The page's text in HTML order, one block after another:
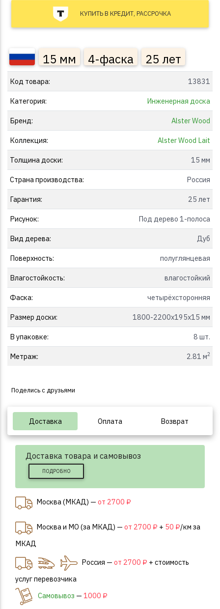
КУПИТЬ В КРЕДИТ, РАССРОЧКА
15 мм 4-фаска 25 лет
Код товара: 13831
Категория: Инженерная доска
Бренд: Alster Wood
Коллекция: Alster Wood Lait
Толщина доски: 15 мм
Страна производства: Россия
Гарантия: 25 лет
Рисунок: Под дерево 1-полоса
Вид дерева: Дуб
Поверхность: полуглянцевая
Влагостойкость: влагостойкий
Фаска: четырёхсторонняя
Размер доски: 1800-2200x195x15 мм
В упаковке: 8 шт.
Метраж: 2.81 м2
Поделись с друзьями
Доставка Оплата Возврат
Доставка товара и самовывоз
ПОДРОБНО
Москва (МКАД) — от 2700 ₽
Москва и МО (за МКАД) — от 2700 ₽ + 50 ₽/км за
МКАД
Россия — от 2700 ₽ + стоимость
услуг перевозчика
Самовывоз — 1000 ₽